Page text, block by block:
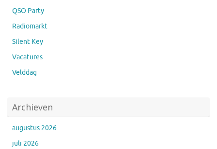
QSO Party
Radiomarkt
Silent Key
Vacatures
Velddag
Archieven
augustus 2026
juli 2026